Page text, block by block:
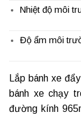
Nhiệt độ môi
Độ ẩm môi
Lắp bánh xe
bánh xe chạy
đường kính